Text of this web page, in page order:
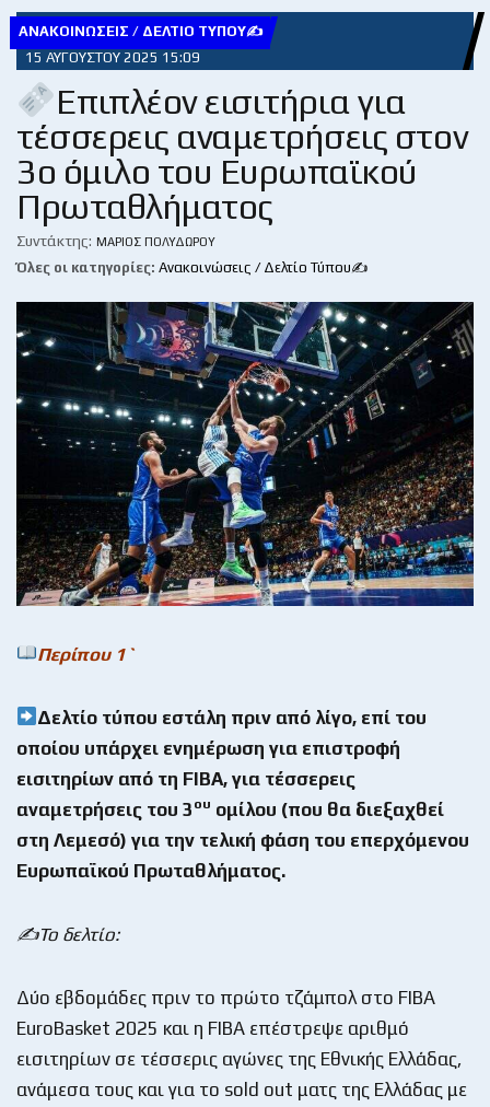
ΑΝΑΚΟΙΝΏΣΕΙΣ / ΔΕΛΤΊΟ ΤΎΠΟΥ✍
15 ΑΥΓΟΎΣΤΟΥ 2025 15:09
Επιπλέον εισιτήρια για
τέσσερεις αναμετρήσεις στον
3ο όμιλο του Ευρωπαϊκού
Πρωταθλήματος
Συντάκτης: ΜΆΡΙΟΣ ΠΟΛΥΔΏΡΟΥ
Όλες οι κατηγορίες: Ανακοινώσεις / Δελτίο Τύπου✍
Περίπου 1`
Δελτίο τύπου εστάλη πριν από λίγο, επί του
οποίου υπάρχει ενημέρωση για επιστροφή
εισιτηρίων από τη FIBA, για τέσσερεις
αναμετρήσεις του 3 ου ομίλου (που θα διεξαχθεί
στη Λεμεσό) για την τελική φάση του επερχόμενου
Ευρωπαϊκού Πρωταθλήματος.
✍️Το δελτίο:
Δύο εβδομάδες πριν το πρώτο τζάμπολ στο FIBA
EuroBasket 2025 και η FIBA επέστρεψε αριθμό
εισιτηρίων σε τέσσερις αγώνες της Εθνικής Ελλάδας,
ανάμεσα τους και για το sold out ματς της Ελλάδας με